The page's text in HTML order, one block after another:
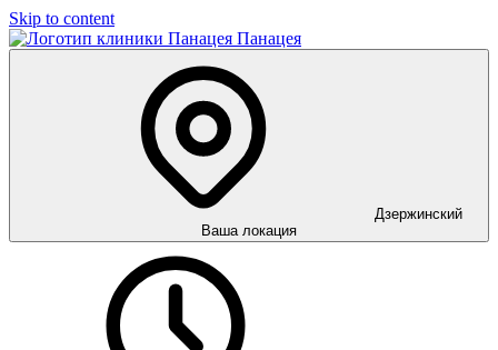
Skip to content
Панацея
Дзержинский
Ваша локация